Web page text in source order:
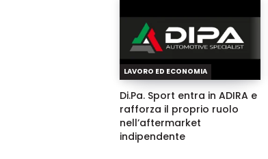
LAVORO ED ECONOMIA
Di.Pa. Sport entra in ADIRA e
rafforza il proprio ruolo
nell’aftermarket
indipendente